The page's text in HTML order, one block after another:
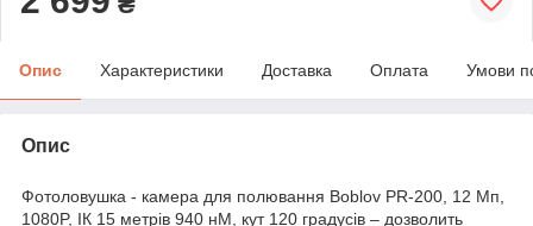
Опис Характеристики Доставка Оплата Умови
Опис
Фотоловушка - камера для полювання Boblov PR-200, 12 Мп,
1080P, ІК 15 метрів 940 нМ, кут 120 градусів – дозволить